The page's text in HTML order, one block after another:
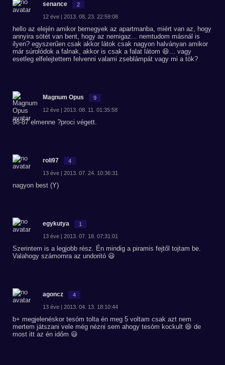
senance 2
12 éve | 2013. 08. 23. 22:59:08
hello az elején amikor bemegyek az apartmanba, miért van az, hogy
annyira sötét van bent, hogy az nemigaz... nemtudom másnál is
ilyen? egyszerűen csak akkor látok csak nagyon halványan amikor
már súrolódok a falnak, akkor is csak a falat látom 😆... vagy
esetleg elfelejtettem felvenni valami zseblámpát vagy mi a tök?
Magnum Opus 9
12 éve | 2013. 08. 11. 01:35:58
98-87 elmenne ?proci végett.
roli97 4
13 éve | 2013. 07. 24. 10:36:31
nagyon best (Y)
egykutya 1
13 éve | 2013. 07. 18. 07:31:01
Szerintem is a legjobb rész. Én mindig a piramis fejtől tojtam be.
Valahogy számomra az undoritó 😃
agoncz 4
13 éve | 2013. 04. 13. 18:10:44
b+ megjelenéskor tesóm tolta én meg 5 voltam csak azt nem
mertem játszani vele még nézni sem ahogy tesóm kockult 😆 de
most itt az én időm 😃